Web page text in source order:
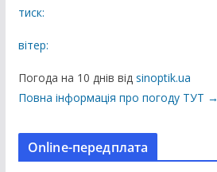
к
ц
тиск:
вітер:
Погода на 10 днів від sinoptik.ua
Повна інформація про погоду ТУТ →
Online-передплата